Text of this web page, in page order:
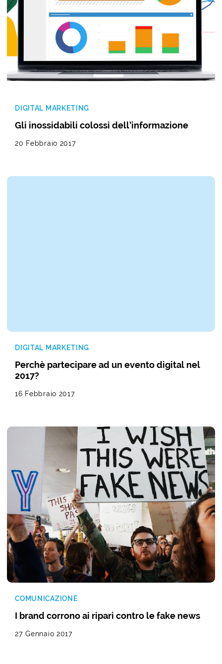
DIGITAL MARKETING
Gli inossidabili colossi dell’informazione
20 Febbraio 2017
DIGITAL MARKETING
Perchè partecipare ad un evento digital nel
2017?
16 Febbraio 2017
COMUNICAZIONE
I brand corrono ai ripari contro le fake news
27 Gennaio 2017